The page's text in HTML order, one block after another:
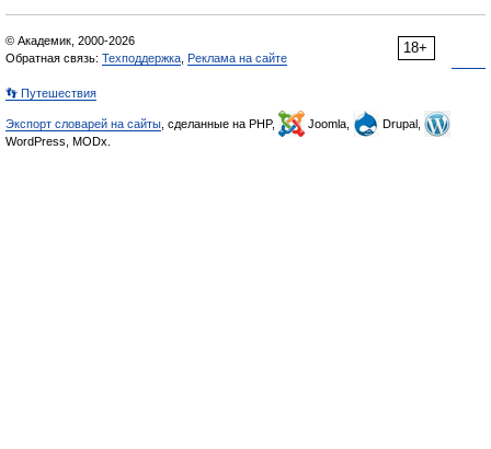
18+
© Академик, 2000-2026
Обратная связь: Техподдержка Реклама на сайте
👣 Путешествия
Экспорт словарей на сайты , сделанные на PHP, Joomla,
Drupal,
WordPress, MODx.